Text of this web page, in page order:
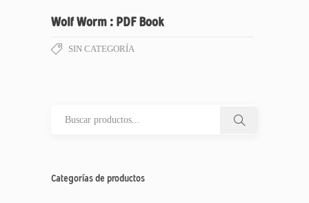
Wolf Worm : PDF Book
SIN CATEGORÍA
Categorías de productos